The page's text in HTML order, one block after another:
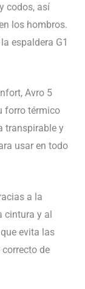
codos, así
los hombros.
espaldera G1
Avro 5
forro térmico
transpirable y
usar en todo
a la
cintura y al
evita las
de